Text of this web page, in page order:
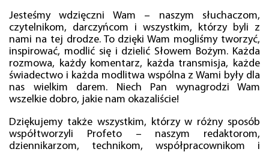
Jesteśmy wdzięczni Wam – naszym słuchaczom,
czytelnikom, darczyńcom i wszystkim, którzy byli z
nami na tej drodze. To dzięki Wam mogliśmy tworzyć,
inspirować, modlić się i dzielić Słowem Bożym. Każda
rozmowa, każdy komentarz, każda transmisja, każde
świadectwo i każda modlitwa wspólna z Wami były dla
nas wielkim darem. Niech Pan wynagrodzi Wam
wszelkie dobro, jakie nam okazaliście!
Dziękujemy także wszystkim, którzy w różny sposób
współtworzyli Profeto – naszym redaktorom,
dziennikarzom, technikom, współpracownikom i